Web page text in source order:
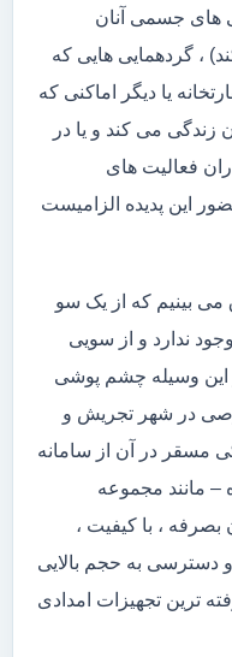
های جسمی آنان
، گردهمایی هایی که
یا دیگر اماکنی که
زندگی می کند و یا در
فعالیت های
این پدیده الزامیست
می بینیم که از یک سو
ندارد و از سویی
این وسیله چشم پوشی
در شهر تجریش و
مسقر در آن از سامانه
مانند مجموعه
، با کیفیت ،
دسترسی به حجم بالایی
ترین تجهیزات امدادی